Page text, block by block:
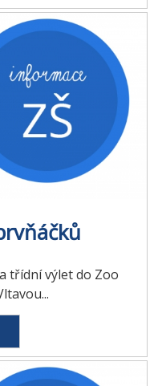
třídní výlet do Zoo